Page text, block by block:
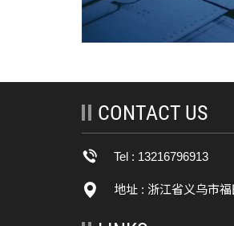
CONTACT US
Tel : 13216796913
地址 : 浙江省义乌市